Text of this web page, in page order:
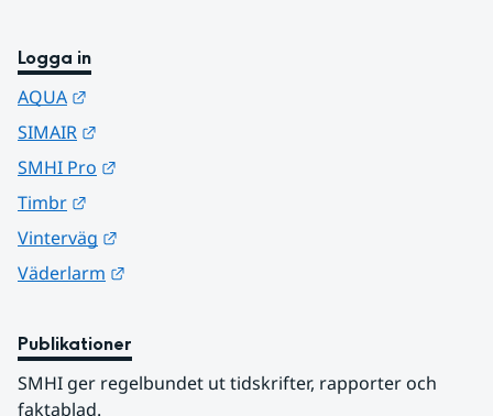
Logga in
AQUA
SIMAIR
SMHI Pro
Timbr
Vinterväg
Väderlarm
Publikationer
SMHI ger regelbundet ut tidskrifter, rapporter och
faktablad.